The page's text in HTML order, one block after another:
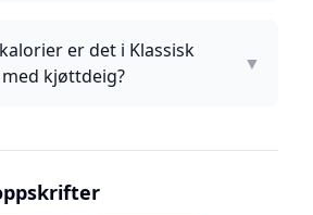
er det i Klassisk
kjøttdeig?
▼